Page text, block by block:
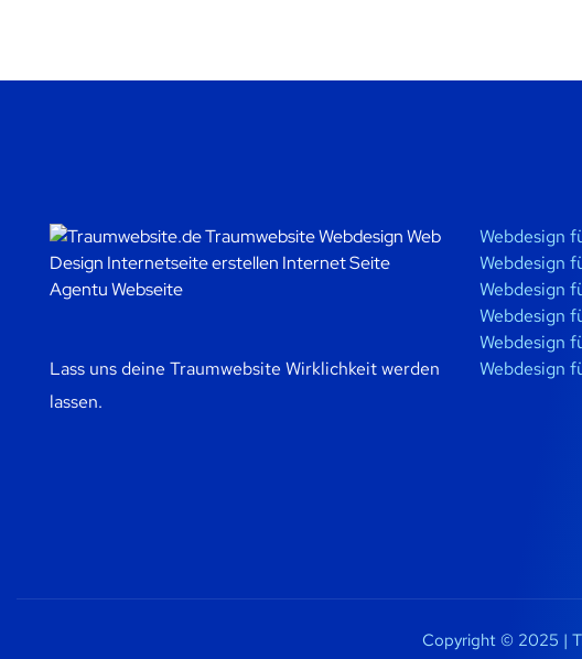
Lass uns deine Traumwebsite Wirklichkeit werden
lassen.
Webdesign
Webdesign
Webdesign
Webdesign
Webdesign
Webdesign
Copyright © 2025 |